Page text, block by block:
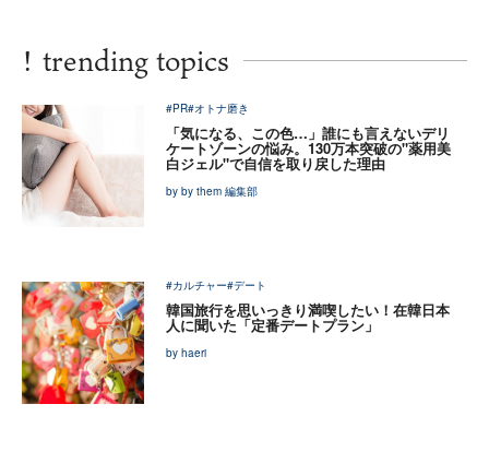
! trending topics
#PR#オトナ磨き
「気になる、この色…」誰にも言えないデリ
ケートゾーンの悩み。130万本突破の"薬用美
白ジェル"で自信を取り戻した理由
by by them 編集部
#カルチャー#デート
韓国旅行を思いっきり満喫したい！在韓日本
人に聞いた「定番デートプラン」
by haeri